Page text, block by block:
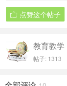
 点赞这个帖子
教育教学
帖子: 1313